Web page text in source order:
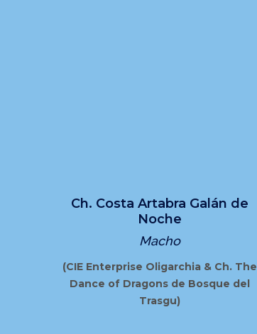
Ch. Costa Artabra Galán de
Noche
Macho
(CIE Enterprise Oligarchia & Ch. The
Dance of Dragons de Bosque del
Trasgu)